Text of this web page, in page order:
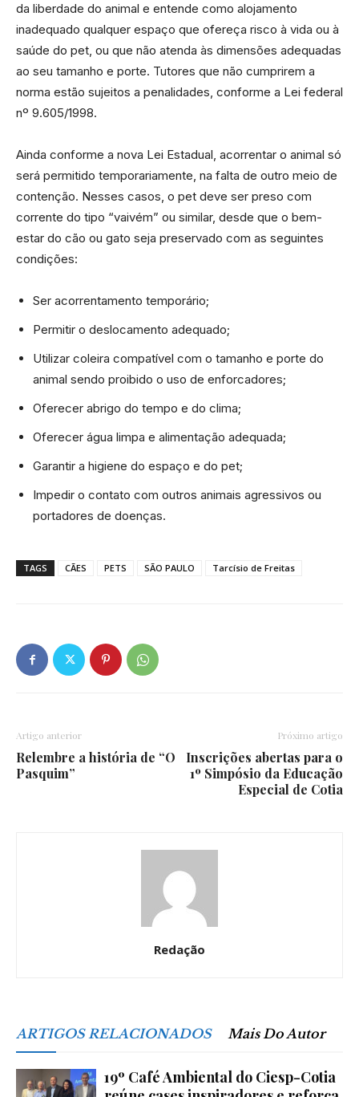
da liberdade do animal e entende como alojamento
inadequado qualquer espaço que ofereça risco à vida ou à
saúde do pet, ou que não atenda às dimensões adequadas
ao seu tamanho e porte. Tutores que não cumprirem a
norma estão sujeitos a penalidades, conforme a Lei federal
nº 9.605/1998.
Ainda conforme a nova Lei Estadual, acorrentar o animal só
será permitido temporariamente, na falta de outro meio de
contenção. Nesses casos, o pet deve ser preso com
corrente do tipo “vaivém” ou similar, desde que o bem-
estar do cão ou gato seja preservado com as seguintes
condições:
Ser acorrentamento temporário;
Permitir o deslocamento adequado;
Utilizar coleira compatível com o tamanho e porte do
animal sendo proibido o uso de enforcadores;
Oferecer abrigo do tempo e do clima;
Oferecer água limpa e alimentação adequada;
Garantir a higiene do espaço e do pet;
Impedir o contato com outros animais agressivos ou
portadores de doenças.
TAGS CÃES PETS SÃO PAULO Tarcísio de Freitas
Artigo anterior
Relembre a história de “O
Pasquim”
Próximo artigo
Inscrições abertas para o
1º Simpósio da Educação
Especial de Cotia
Redação
ARTIGOS RELACIONADOS Mais Do Autor
19º Café Ambiental do Ciesp-Cotia